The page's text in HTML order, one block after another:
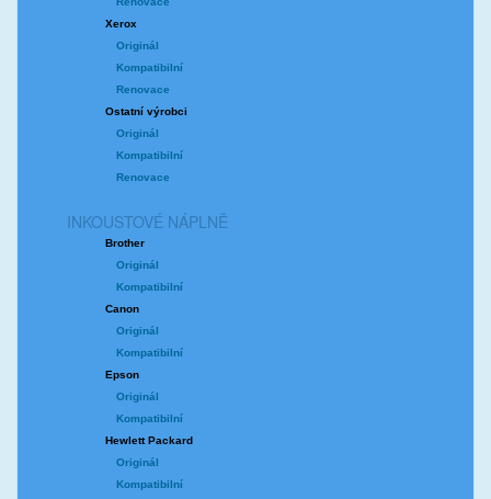
Xerox
Originál
Kompatibilní
Renovace
Ostatní výrobci
Originál
Kompatibilní
Renovace
INKOUSTOVÉ NÁPLNĚ
Brother
Originál
Kompatibilní
Canon
Originál
Kompatibilní
Epson
Originál
Kompatibilní
Hewlett Packard
Originál
Kompatibilní